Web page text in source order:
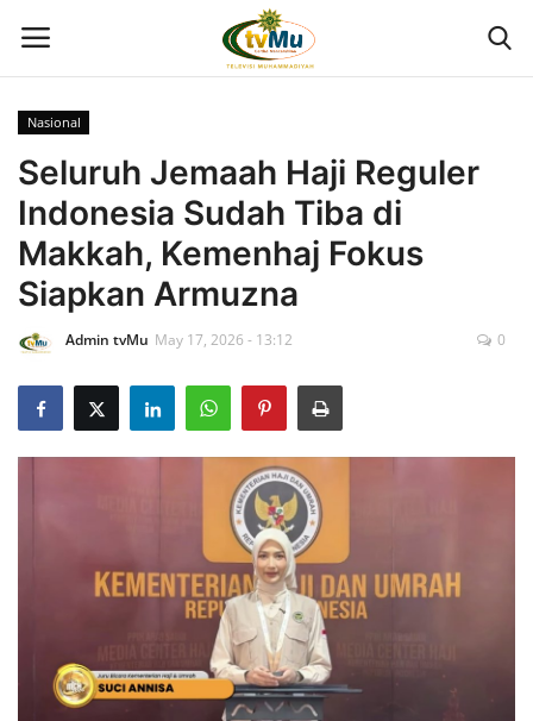
Home
Live Streaming
Berita
Program
Geliat PTMA
Kolom
Nasional
Seluruh Jemaah Haji Reguler
Indonesia Sudah Tiba di
Makkah, Kemenhaj Fokus
Siapkan Armuzna
Admin tvMu May 17, 2026 - 13:12 0